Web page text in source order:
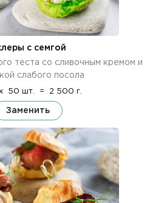
с семгой
теста со сливочным кремом и
слабого посола
50 шт. = 2 500 г.
Заменить